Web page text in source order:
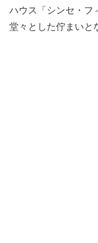
ハウス「シンセ・フ
堂々とした佇まいと